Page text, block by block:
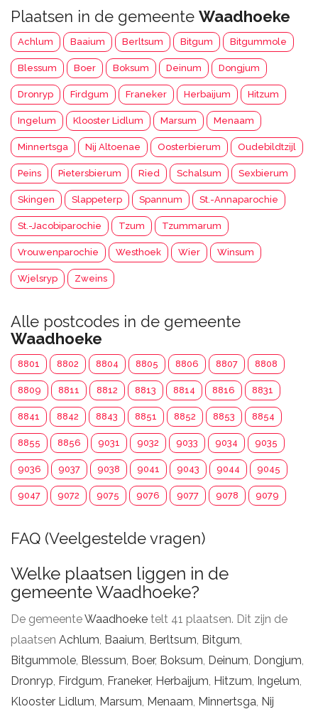
Plaatsen in de gemeente Waadhoeke
Achlum Baaium Berltsum Bitgum Bitgummole
Blessum Boer Boksum Deinum Dongjum
Dronryp Firdgum Franeker Herbaijum Hitzum
Ingelum Klooster Lidlum Marsum Menaam
Minnertsga Nij Altoenae Oosterbierum Oudebildtzijl
Peins Pietersbierum Ried Schalsum Sexbierum
Skingen Slappeterp Spannum St.-Annaparochie
St.-Jacobiparochie Tzum Tzummarum
Vrouwenparochie Westhoek Wier Winsum
Wjelsryp Zweins
Alle postcodes in de gemeente
Waadhoeke
8801 8802 8804 8805 8806 8807 8808
8809 8811 8812 8813 8814 8816 8831
8841 8842 8843 8851 8852 8853 8854
8855 8856 9031 9032 9033 9034 9035
9036 9037 9038 9041 9043 9044 9045
9047 9072 9075 9076 9077 9078 9079
FAQ (Veelgestelde vragen)
Welke plaatsen liggen in de
gemeente Waadhoeke?
De gemeenteWaadhoeke telt 41 plaatsen. Dit zijn de
plaatsen Achlum, Baaium, Berltsum, Bitgum,
Bitgummole, Blessum, Boer, Boksum, Deinum, Dongjum,
Dronryp, Firdgum, Franeker, Herbaijum, Hitzum, Ingelum,
Klooster Lidlum, Marsum, Menaam, Minnertsga, Nij